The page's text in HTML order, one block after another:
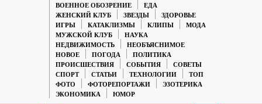
ВОЕННОЕ ОБОЗРЕНИЕ
ЕДА
ЖЕНСКИЙ КЛУБ
ЗВЕЗДЫ
ЗДОРОВЬЕ
ИГРЫ
КАТАКЛИЗМЫ КЛИПЫ
МОДА
МУЖСКОЙ КЛУБ
НАУКА
НЕДВИЖИМОСТЬ
НЕОБЪЯСНИМОЕ
НОВОЕ
ПОГОДА
ПОЛИТИКА
ПРОИСШЕСТВИЯ
СОБЫТИЯ
СОВЕТЫ
СПОРТ
СТАТЬИ ТЕХНОЛОГИИ
ТОП
ФОТО
ФОТОРЕПОРТАЖИ
ЭЗОТЕРИКА
ЭКОНОМИКА
ЮМОР